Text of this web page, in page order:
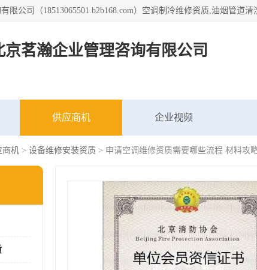
京茗瀚企业管理咨询有限公司
供应商机 企业视频
商机 > 设备维修安装资质 > 申请空调维修资质需要哪些流程 材料攻